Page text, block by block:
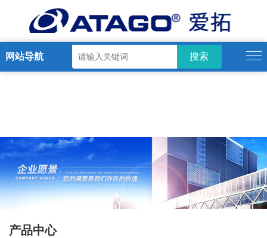
网站导航
产品中心